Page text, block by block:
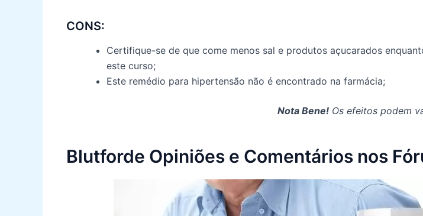
CONS:
Certifique-se de que come menos sal e produtos açucarados
este curso;
Este remédio para hipertensão não é encontrado na farmácia;
Nota Bene! Os efeitos podem
Blutforde Opiniões e Comentários nos